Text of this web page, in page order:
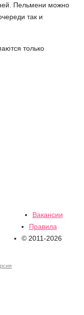
Пельмени можно
так и
только
Вакансии
Правила
© 2011-2026